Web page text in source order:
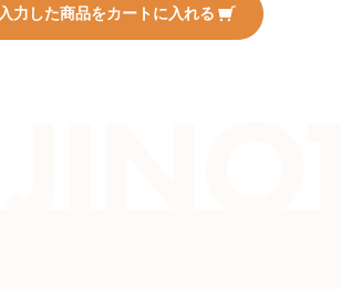
力した商品をカートに入れる